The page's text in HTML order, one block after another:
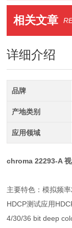
相关文章
详细介绍
品牌
产地类别
应用领域
chroma 22293-A
主要特色：模拟频
HDCP测试应用
4/30/36 bit deep